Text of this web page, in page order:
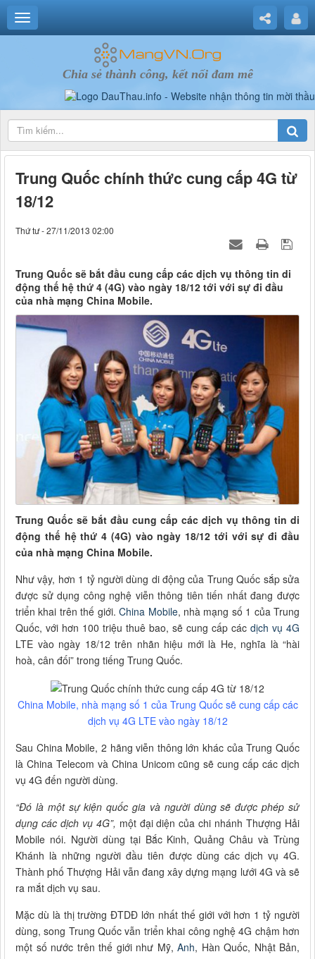
Chia sẻ thành công, kết nối đam mê
Trung Quốc chính thức cung cấp 4G từ
18/12
Thứ tư - 27/11/2013 02:00
Trung Quốc sẽ bắt đầu cung cấp các dịch vụ thông tin di
động thế hệ thứ 4 (4G) vào ngày 18/12 tới với sự đi đầu
của nhà mạng China Mobile.
Trung Quốc sẽ bắt đầu cung cấp các dịch vụ thông tin di
động thế hệ thứ 4 (4G) vào ngày 18/12 tới với sự đi đầu
của nhà mạng China Mobile.
Như vậy, hơn 1 tỷ người dùng di động của Trung Quốc sắp sửa
được sử dụng công nghệ viễn thông tiên tiến nhất đang được
triển khai trên thế giới.China Mobile, nhà mạng số 1 của Trung
Quốc, với hơn 100 triệu thuê bao, sẽ cung cấp các dịch vụ 4G
LTE vào ngày 18/12 trên nhãn hiệu mới là He, nghĩa là “hài
hoà, cân đối” trong tiếng Trung Quốc.
China Mobile, nhà mạng số 1 của Trung Quốc sẽ cung cấp các
dịch vụ 4G LTE vào ngày 18/12
Sau China Mobile, 2 hãng viễn thông lớn khác của Trung Quốc
là China Telecom và China Unicom cũng sẽ cung cấp các dịch
vụ 4G đến người dùng.
“Đó là một sự kiện quốc gia và người dùng sẽ được phép sử
dụng các dịch vụ 4G”, một đại diện của chi nhánh Thượng Hải
Mobile nói. Người dùng tại Bắc Kinh, Quảng Châu và Trùng
Khánh là những người đầu tiên được dùng các dịch vụ 4G.
Thành phố Thượng Hải vẫn đang xây dựng mạng lưới 4G và sẽ
ra mắt dịch vụ sau.
Mặc dù là thị trường ĐTDĐ lớn nhất thế giới với hơn 1 tỷ người
dùng, song Trung Quốc vẫn triển khai công nghệ 4G chậm hơn
một số nước trên thế giới như Mỹ, Anh, Hàn Quốc, Nhật Bản,